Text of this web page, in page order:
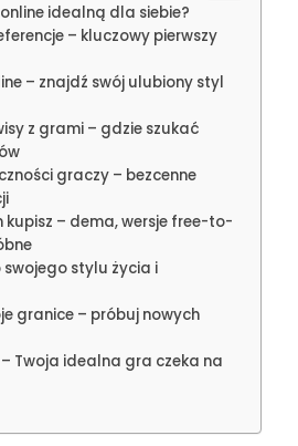
idealną dla siebie?
– kluczowy pierwszy
– znajdź swój ulubiony styl
z grami – gdzie szukać
graczy – bezcenne
kupisz – dema, wersje free-to-
stylu życia i
granice – próbuj nowych
Twoja idealna gra czeka na